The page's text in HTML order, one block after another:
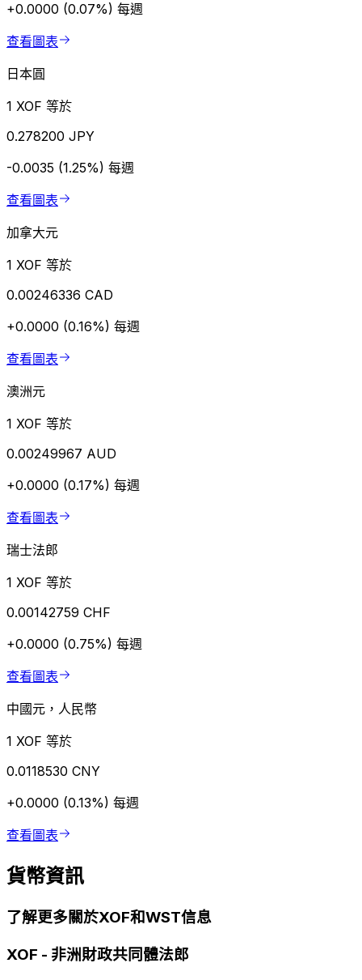
+0.0000 (0.07%) 每週
查看圖表
日本圓
1 XOF 等於
0.278200 JPY
-0.0035 (1.25%) 每週
查看圖表
加拿大元
1 XOF 等於
0.00246336 CAD
+0.0000 (0.16%) 每週
查看圖表
澳洲元
1 XOF 等於
0.00249967 AUD
+0.0000 (0.17%) 每週
查看圖表
瑞士法郎
1 XOF 等於
0.00142759 CHF
+0.0000 (0.75%) 每週
查看圖表
中國元，人民幣
1 XOF 等於
0.0118530 CNY
+0.0000 (0.13%) 每週
查看圖表
貨幣資訊
了解更多關於XOF和WST信息
XOF - 非洲財政共同體法郎